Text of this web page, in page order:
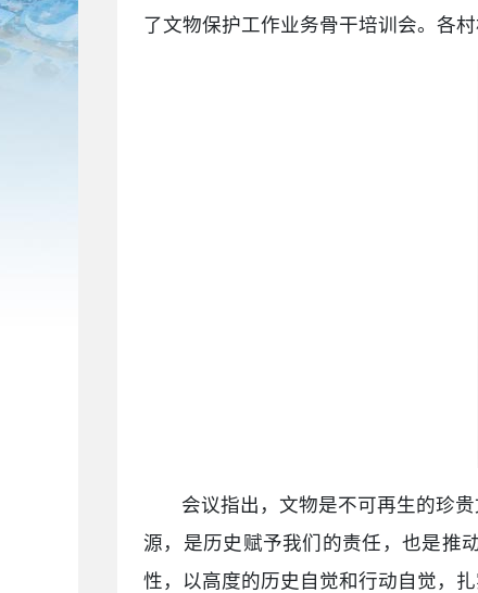
了文物保护工作业务骨干培训会。各
会议指出，文物是不可再生的珍
源，是历史赋予我们的责任，也是推
性，以高度的历史自觉和行动自觉，扎